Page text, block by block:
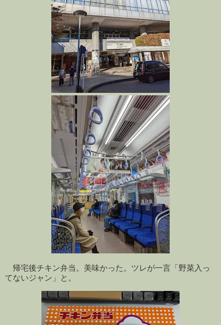
帰宅後チキン弁当。美味かった。ツレが一言「野菜入っ
てないジャン」と。